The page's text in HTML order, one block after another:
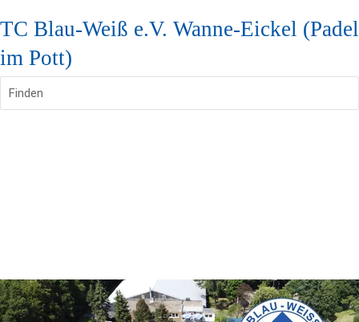
TC Blau-Weiß e.V. Wanne-Eickel (Padel
im Pott)
Finden